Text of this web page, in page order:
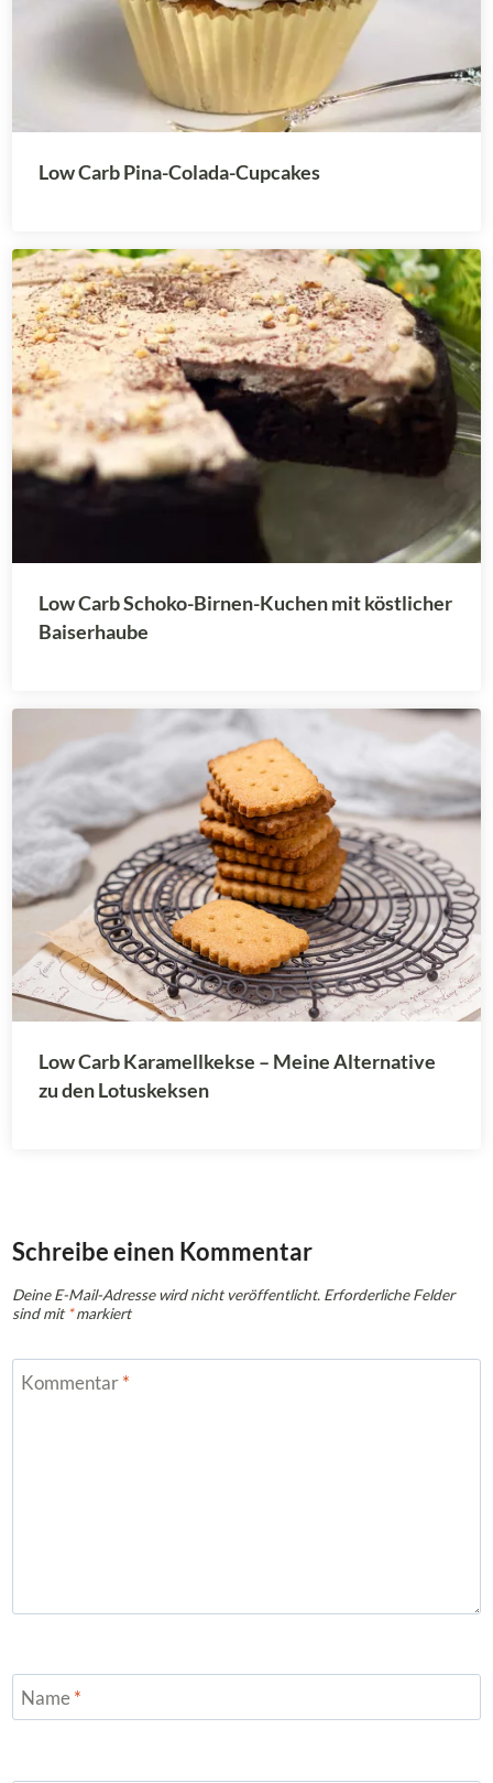
Low Carb Pina-Colada-Cupcakes
Low Carb Schoko-Birnen-Kuchen mit köstlicher
Baiserhaube
Low Carb Karamellkekse – Meine Alternative
zu den Lotuskeksen
Schreibe einen Kommentar
Deine E-Mail-Adresse wird nicht veröffentlicht. Erforderliche Felder
sind mit*markiert
Kommentar*
Name*